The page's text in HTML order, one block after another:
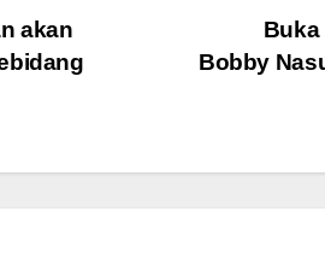
Buka
Bobby
akan